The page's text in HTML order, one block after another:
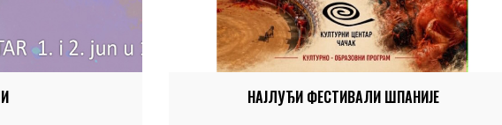
НАЈЛУЂИ ФЕСТИВАЛИ ШПАНИЈЕ